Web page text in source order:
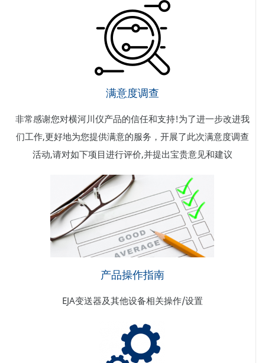
满意度调查
非常感谢您对横河川仪产品的信任和支持!为了进一步改进我
们工作,更好地为您提供满意的服务，开展了此次满意度调查
活动,请对如下项目进行评价,并提出宝贵意见和建议
产品操作指南
EJA变送器及其他设备相关操作/设置